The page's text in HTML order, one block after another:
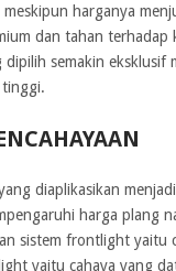
harganya
dan tahan terhadap
semakin eksklusif
tinggi.
diaplikasikan
harga plang
sistem frontlight yaitu
yaitu cahaya yang